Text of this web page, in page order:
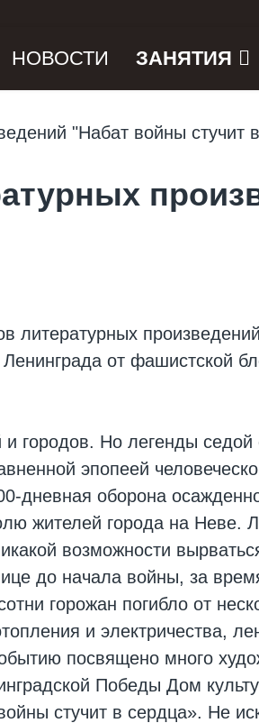
НОВОСТИ ЗАНЯТИЯ
литературных
от фашистской
городов. Но легенды седой
эпопеей
дневная оборона
жителей города на Неве.
возможности
до начала войны, за
горожан погибло от
и электричества,
посвящено много
Победы Дом
стучит в сердца». Не